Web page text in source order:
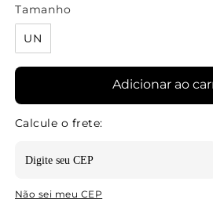
Tamanho
UN
Adicionar ao
Não sei meu CEP